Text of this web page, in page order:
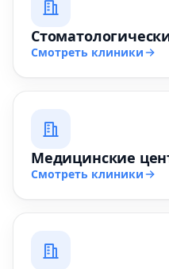
Смотреть клиники
Медицинские
Смотреть клиники